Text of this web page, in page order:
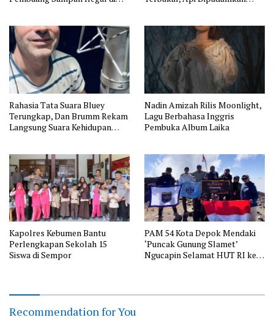
Rahasia Tata Suara Bluey
Terungkap, Dan Brumm Rekam
Langsung Suara Kehidupan
Nadin Amizah Rilis Moonlight,
Lagu Berbahasa Inggris
Pembuka Album Laika
Kapolres Kebumen Bantu
Perlengkapan Sekolah 15
Siswa di Sempor
PAM 54 Kota Depok Mendaki
‘Puncak Gunung Slamet’
Ngucapin Selamat HUT RI ke-
Recommendation for You